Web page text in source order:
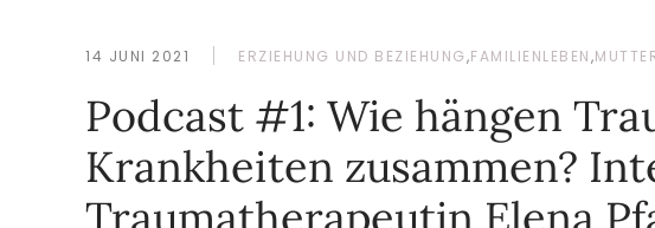
14 JUNI 2021 ERZIEHUNG UND BEZIEHUNG,FAMILIENLEBEN,
Podcast #1: Wie hängen
Krankheiten zusammen?
Traumatherapeutin Elena